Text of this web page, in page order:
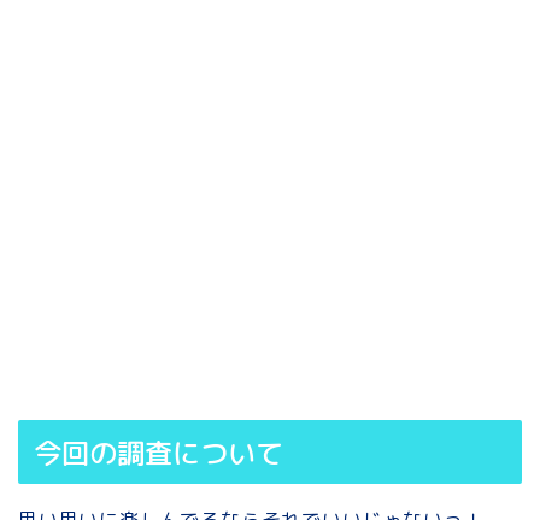
今回の調査について